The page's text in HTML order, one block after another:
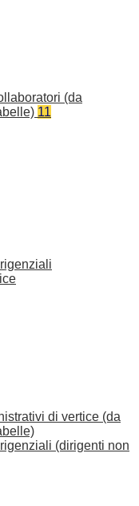
(da
11
di vertice (da
(dirigenti non